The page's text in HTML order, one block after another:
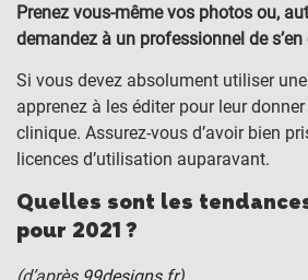
Prenez vous-même vos photos ou,
demandez à un professionnel de s’en
Si vous devez absolument utiliser
apprenez à les éditer pour leur
clinique. Assurez-vous d’avoir bien
licences d’utilisation auparavant.
Quelles sont les
pour 2021 ?